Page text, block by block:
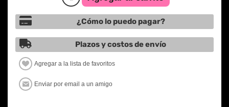
¿Cómo lo puedo pagar?
Plazos y costos de envío